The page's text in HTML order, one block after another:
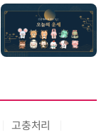
고충처리